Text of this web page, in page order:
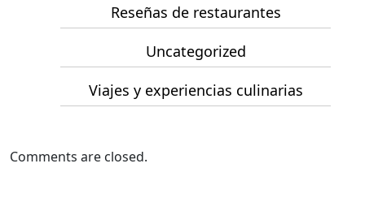
Reseñas de restaurantes
Uncategorized
Viajes y experiencias culinarias
Comments are closed.